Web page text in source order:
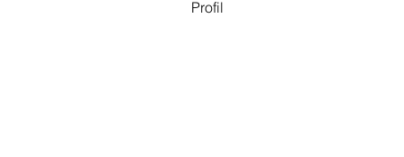
Profil